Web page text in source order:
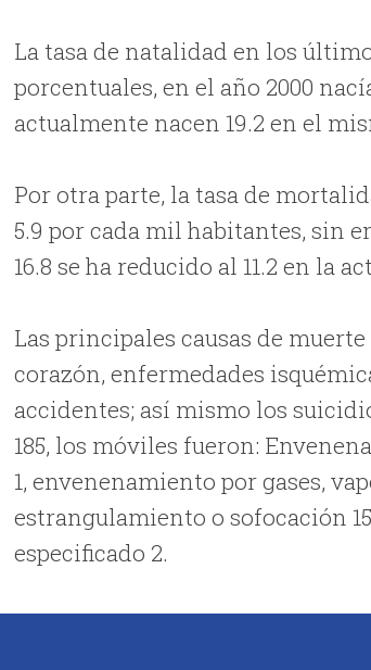
La tasa de natalidad en los
porcentuales, en el año 2000
actualmente nacen 19.2 en el
Por otra parte, la tasa de
5.9 por cada mil habitantes, sin
16.8 se ha reducido al 11.2 en la
Las principales causas de
corazón, enfermedades
accidentes; así mismo los
185, los móviles fueron:
1, envenenamiento por gases,
estrangulamiento o sofocación
especificado 2.